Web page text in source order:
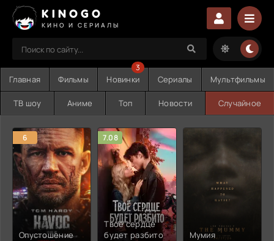
KINOGO
КИНО И СЕРИАЛЫ
Главная Фильмы Новинки
3
Сериалы Мультфильмы
ТВ шоу Аниме Топ Новости Случайное
6
Опустошение
7.08
Твоё сердце
будет разбито
Мумия